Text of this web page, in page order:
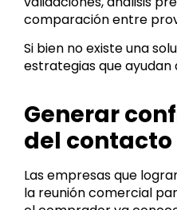
comparación entre
Si bien no existe una
estrategias que
Generar
del
Las empresas que
la reunión comercial